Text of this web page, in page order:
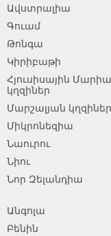
Ավստրալիա
Գուամ
Թոնգա
Կիրիբաթի
Հյուսիսային
կղզիներ
Մարշալյան կղզիներ
Միկրոնեզիա
Նաուրու
Նիու
Նոր Զելանդիա
Անգոլա
Բենին